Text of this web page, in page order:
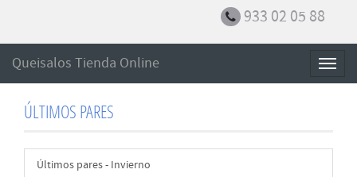
933 02 05 88
Queisalos Tienda Online
ÚLTIMOS PARES
Últimos pares - Invierno